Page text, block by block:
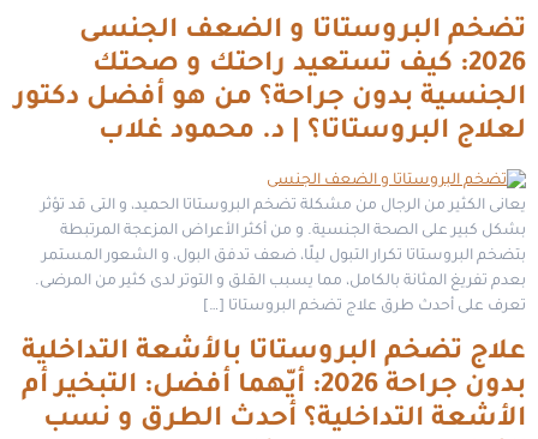
تضخم البروستاتا و الضعف الجنسى
2026: كيف تستعيد راحتك و صحتك
الجنسية بدون جراحة؟ من هو أفضل دكتور
لعلاج البروستاتا؟ | د. محمود غلاب
يعانى الكثير من الرجال من مشكلة تضخم البروستاتا الحميد، و التى قد تؤثر
بشكل كبير على الصحة الجنسية. و من أكثر الأعراض المزعجة المرتبطة
بتضخم البروستاتا تكرار التبول ليلًا، ضعف تدفق البول، و الشعور المستمر
بعدم تفريغ المثانة بالكامل، مما يسبب القلق و التوتر لدى كثير من المرضى.
تعرف على أحدث طرق علاج تضخم البروستاتا […]
علاج تضخم البروستاتا بالأشعة التداخلية
بدون جراحة 2026: أيّهما أفضل: التبخير أم
الأشعة التداخلية؟ أحدث الطرق و نسب